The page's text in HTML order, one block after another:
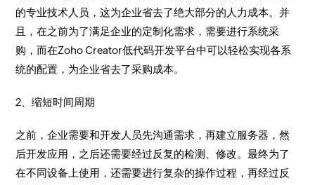
的专业技术人员，这为企业省去了绝大部分的人力成本。并
且，在之前为了满足企业的定制化需求，需要进行系统采
购，而在Zoho Creator低代码开发平台中可以轻松实现各系
统的配置，为企业省去了采购成本。
2、缩短时间周期
之前，企业需要和开发人员先沟通需求，再建立服务器，然
后开发应用，之后还需要经过反复的检测、修改。最终为了
在不同设备上使用，还需要进行复杂的操作过程，再经过反